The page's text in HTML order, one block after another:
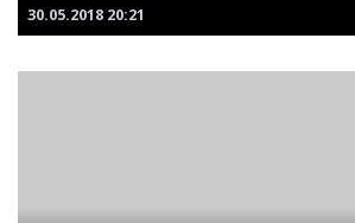
30.05.2018 20:21